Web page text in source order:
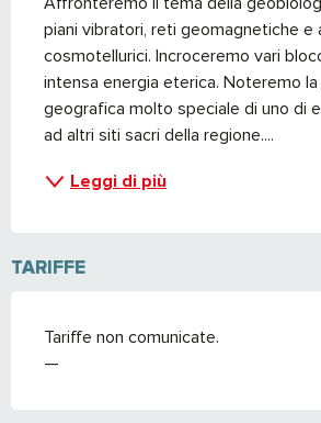
piani vibratori, reti geomagnetiche e
cosmotellurici. Incroceremo vari
intensa energia eterica. Noteremo
geografica molto speciale di uno di
ad altri siti sacri della regione....
Leggi di più
TARIFFE
Tariffe non comunicate.
—